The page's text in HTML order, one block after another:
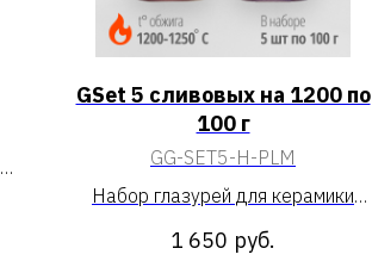
GSet 5 сливовых на 1200 по
100 г
GG-SET5-H-PLM
Набор глазурей для керамики
«GSet 5 сливовых на 1200 по 100
г»
1 650 руб.